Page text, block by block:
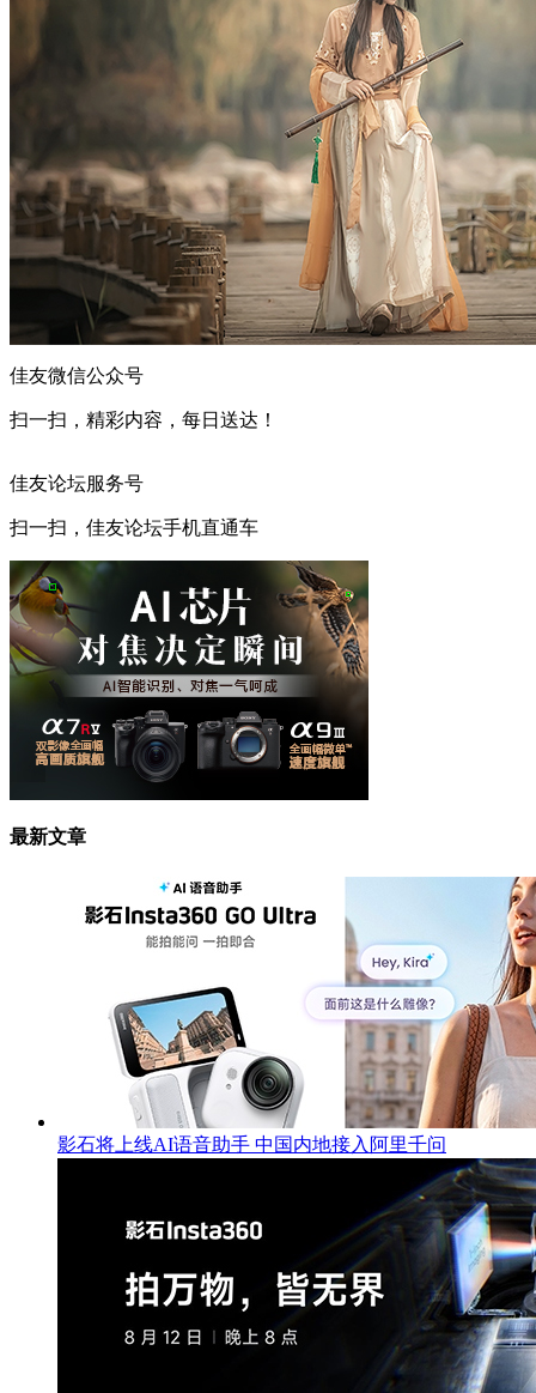
佳友微信公众号
扫一扫，精彩内容，每日送达！
佳友论坛服务号
扫一扫，佳友论坛手机直通车
最新文章
影石将上线AI语音助手 中国内地接入阿里千问